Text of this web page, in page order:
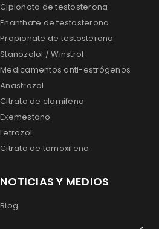
Cipionato de testosterona
Enanthate de testosterona
Propionate de testosterona
Stanozolol / Winstrol
Medicamentos anti-estrógenos
Anastrozol
Citrato de clomifeno
Exemestano
Letrozol
Citrato de tamoxifeno
NOTICIAS Y MEDIOS
Blog